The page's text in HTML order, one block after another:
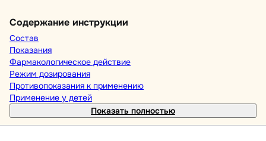
Содержание инструкции
Состав
Показания
Фармакологическое действие
Режим дозирования
Противопоказания к применению
Применение у детей
Показать полностью